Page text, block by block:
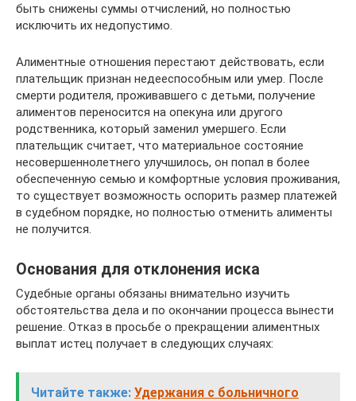
быть снижены суммы отчислений, но полностью
исключить их недопустимо.
Алиментные отношения перестают действовать, если
плательщик признан недееспособным или умер. После
смерти родителя, проживавшего с детьми, получение
алиментов переносится на опекуна или другого
родственника, который заменил умершего. Если
плательщик считает, что материальное состояние
несовершеннолетнего улучшилось, он попал в более
обеспеченную семью и комфортные условия проживания,
то существует возможность оспорить размер платежей
в судебном порядке, но полностью отменить алименты
не получится.
Основания для отклонения иска
Судебные органы обязаны внимательно изучить
обстоятельства дела и по окончании процесса вынести
решение. Отказ в просьбе о прекращении алиментных
выплат истец получает в следующих случаях:
Читайте также: Удержания с больничного